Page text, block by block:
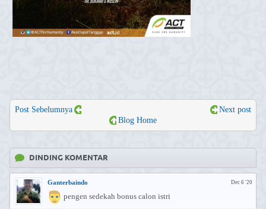
Post Sebelumnya
Next post
Blog Home
DINDING KOMENTAR
Dec 6 '20
Ganterbaindo
pengen sedekah bonus calon istri